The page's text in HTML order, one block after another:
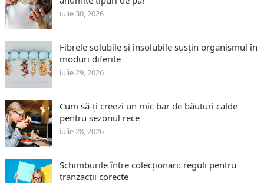
iulie 30, 2026
Fibrele solubile și insolubile susțin organismul în
moduri diferite
iulie 29, 2026
Cum să-ți creezi un mic bar de băuturi calde
pentru sezonul rece
iulie 28, 2026
Schimburile între colecționari: reguli pentru
tranzacții corecte